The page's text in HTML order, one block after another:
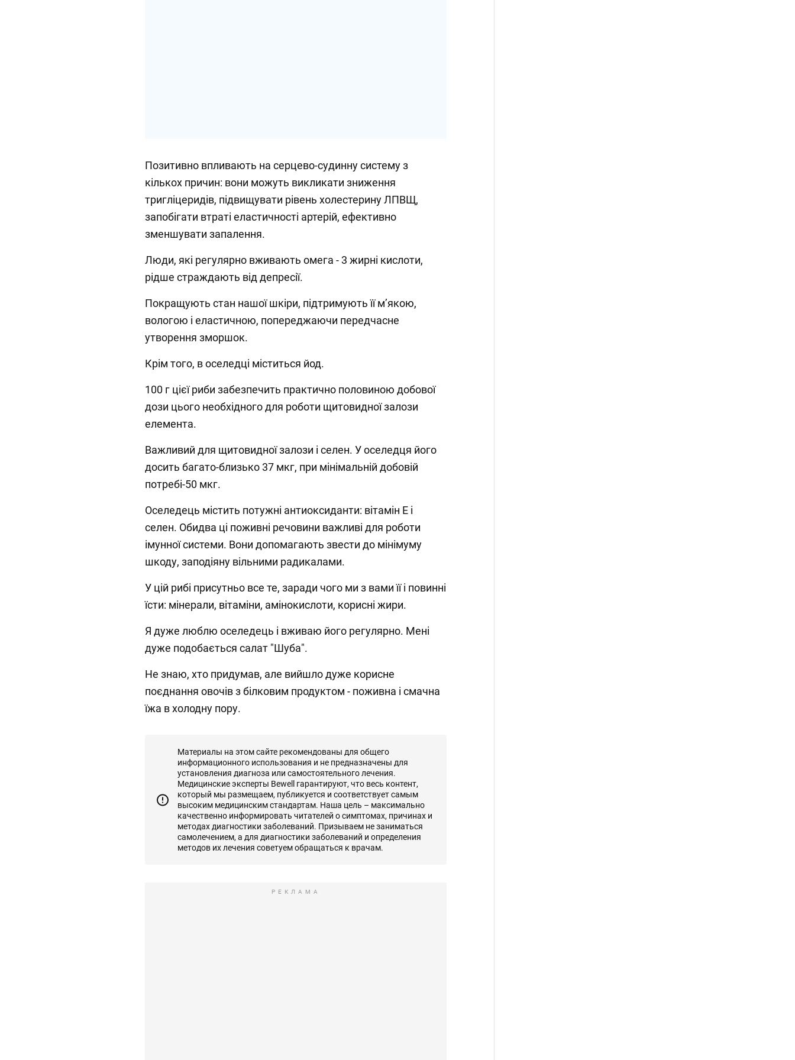
Позитивно впливають на серцево-судинну систему з
кількох причин: вони можуть викликати зниження
тригліцеридів, підвищувати рівень холестерину ЛПВЩ,
запобігати втраті еластичності артерій, ефективно
зменшувати запалення.⁣⁣⠀⁣⁣⠀⁣⁣⠀
Люди, які регулярно вживають омега - 3 жирні кислоти,
рідше страждають від депресії.⁣⁣⠀⁣⁣⠀⁣⁣⠀
Покращують стан нашої шкіри, підтримують її м’якою,
вологою і еластичною, попереджаючи передчасне
утворення зморшок.⁣⁣⠀⁣⁣⠀⁣⁣⠀
Крім того, в оселедці міститься йод. ⁣⁣⠀⁣⁣⠀
100 г цієї риби забезпечить практично половиною добової
дози цього необхідного для роботи щитовидної залози
елемента. ⁣⁣⠀⁣⁣⠀
Важливий для щитовидної залози і селен. У оселедця його
досить багато-близько 37 мкг, при мінімальній добовій
потребі-50 мкг.⁣⁣⠀⁣⁣⠀⁣⁣⠀
⁣Оселедець містить потужні антиоксиданти: вітамін Е і
селен. Обидва ці поживні речовини важливі для роботи
імунної системи. Вони допомагають звести до мінімуму
шкоду, заподіяну вільними радикалами.⁣⁣⠀⁣⁣⠀⁣⁣⠀
У цій рибі присутньо все те, заради чого ми з вами її і повинні
їсти: мінерали, вітаміни, амінокислоти, корисні жири.⁣⁣⠀⁣⁣⠀⁣⁣⠀
⁣⁣Я дуже люблю оселедець і вживаю його регулярно. Мені
дуже подобається салат "Шуба". ⁣⁣⠀⁣⁣⠀
Не знаю, хто придумав, але вийшло дуже корисне
поєднання овочів з білковим продуктом - поживна і смачна
їжа в холодну пору.⠀⁣⁣⠀⁣⁣⠀
Материалы на этом сайте рекомендованы для общего
информационного использования и не предназначены для
установления диагноза или самостоятельного лечения.
Медицинские эксперты Bewell гарантируют, что весь контент,
который мы размещаем, публикуется и соответствует самым
высоким медицинским стандартам. Наша цель – максимально
качественно информировать читателей о симптомах, причинах и
методах диагностики заболеваний. Призываем не заниматься
самолечением, а для диагностики заболеваний и определения
методов их лечения советуем обращаться к врачам.
РЕКЛАМА